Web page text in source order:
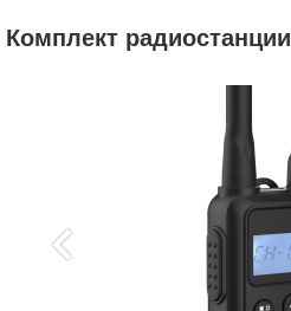
Комплект радиостанции